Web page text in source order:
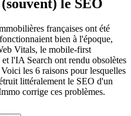
le SEO
françaises ont été
bien à l'époque,
Vitals, le mobile-first
l'IA Search ont rendu obsolètes
les 6 raisons pour lesquelles
littéralement le SEO d'un
corrige ces problèmes.